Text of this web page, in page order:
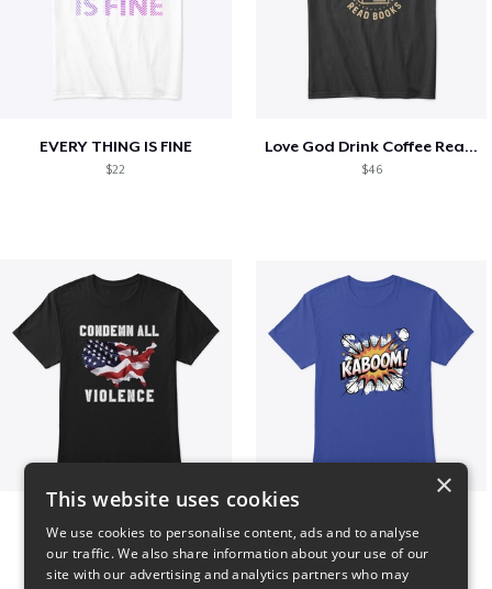
EVERY THING IS FINE
$22
Love God Drink Coffee Read Books
$46
×
This website uses cookies
We use cookies to personalise content, ads and to analyse
our traffic. We also share information about your use of our
site with our advertising and analytics partners who may